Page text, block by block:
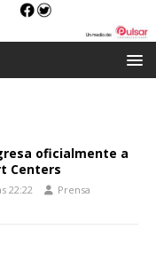
oficialmente a
Centers
22:22 Prensa